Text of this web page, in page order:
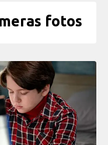
fotos